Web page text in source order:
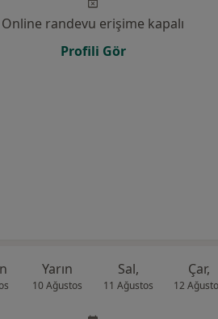
Online randevu erişime kapalı
Profili Gör
Yarın
10 Ağustos
Sal,
11 Ağustos
Çar,
12